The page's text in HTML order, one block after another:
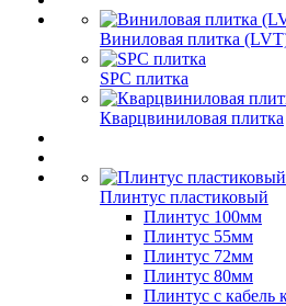
Виниловая плитка
SPC плитка
Кварцвиниловая плитка
Плинтус пластиковый
Плинтус 100мм
Плинтус 55мм
Плинтус 72мм
Плинтус 80мм
Плинтус с кабель